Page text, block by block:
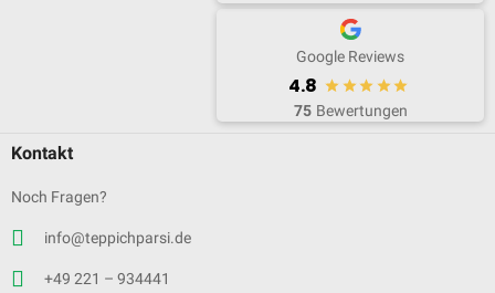
Google Reviews
4.8
75 Bewertungen
Kontakt
Noch Fragen?
info@teppichparsi.de
+49 221 – 934441